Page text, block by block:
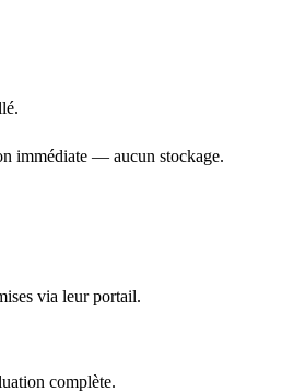
immédiate — aucun stockage.
via leur portail.
complète.